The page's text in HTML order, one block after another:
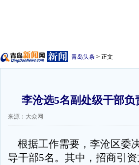
青岛头条 > 正文
李沧选5名副处级干部
来源：大众网
根据工作需要，李沧区委
导干部5名。其中，招商引